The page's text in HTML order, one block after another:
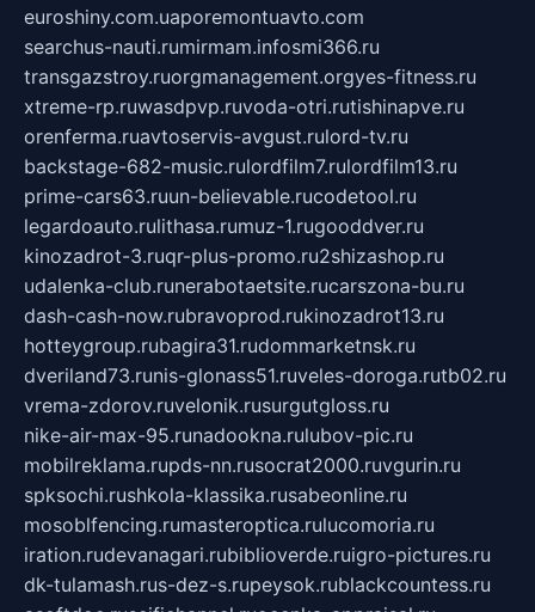
euroshiny.com.uaporemontuavto.com
searchus-nauti.rumirmam.infosmi366.ru
transgazstroy.ruorgmanagement.orgyes-fitness.ru
xtreme-rp.ruwasdpvp.ruvoda-otri.rutishinapve.ru
orenferma.ruavtoservis-avgust.rulord-tv.ru
backstage-682-music.rulordfilm7.rulordfilm13.ru
prime-cars63.ruun-believable.rucodetool.ru
legardoauto.rulithasa.rumuz-1.rugooddver.ru
kinozadrot-3.ruqr-plus-promo.ru2shizashop.ru
udalenka-club.runerabotaetsite.rucarszona-bu.ru
dash-cash-now.rubravoprod.rukinozadrot13.ru
hotteygroup.rubagira31.rudommarketnsk.ru
dveriland73.runis-glonass51.ruveles-doroga.rutb02.ru
vrema-zdorov.ruvelonik.rusurgutgloss.ru
nike-air-max-95.runadookna.rulubov-pic.ru
mobilreklama.rupds-nn.rusocrat2000.ruvgurin.ru
spksochi.rushkola-klassika.rusabeonline.ru
mosoblfencing.rumasteroptica.rulucomoria.ru
iration.rudevanagari.rubiblioverde.ruigro-pictures.ru
dk-tulamash.rus-dez-s.rupeysok.rublackcountess.ru